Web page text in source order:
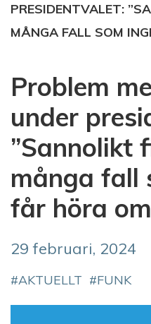
PRESIDENTVALET:
MÅNGA FALL SOM
Problem
under
”Sannolikt
många fall
får höra
29 februari, 2024
AKTUELLT FUNK